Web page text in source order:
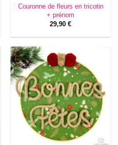
Couronne de fleurs en tricotin
+ prénom
29,90 €